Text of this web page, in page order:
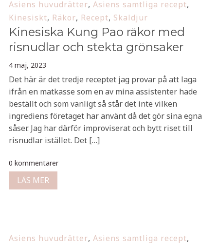
Asiens huvudrätter, Asiens samtliga recept,
Kinesiskt, Räkor, Recept, Skaldjur
Kinesiska Kung Pao räkor med
risnudlar och stekta grönsaker
4 maj, 2023
Det här är det tredje receptet jag provar på att laga
ifrån en matkasse som en av mina assistenter hade
beställt och som vanligt så står det inte vilken
ingrediens företaget har använt då det gör sina egna
såser. Jag har därför improviserat och bytt riset till
risnudlar istället. Det […]
0 kommentarer
LÄS MER
Asiens huvudrätter, Asiens samtliga recept,